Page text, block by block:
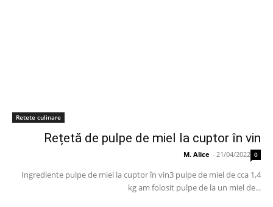
Retete culinare
Rețetă de pulpe de miel la cuptor în vin
M. Alice - 21/04/2022 0
Ingrediente pulpe de miel la cuptor în vin3 pulpe de miel de cca 1,4
kg am folosit pulpe de la un miel de...